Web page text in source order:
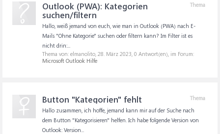
Thema
Outlook (PWA): Kategorien
suchen/filtern
Hallo, weiß jemand von euch, wie man in Outlook (PWA) nach E-
Mails "Ohne Kategorie" suchen oder filtern kann? Im Filter ist es
nicht drin:...
Thema von: elmanolito, 28. März 2023, 0 Antwort(en), im Forum:
Microsoft Outlook Hilfe
Thema
Button "Kategorien" fehlt
Hallo zusammen, ich hoffe, jemand kann mir auf der Suche nach
dem Button "Kategorisieren" helfen. Ich habe folgende Version von
Outlook: Version...